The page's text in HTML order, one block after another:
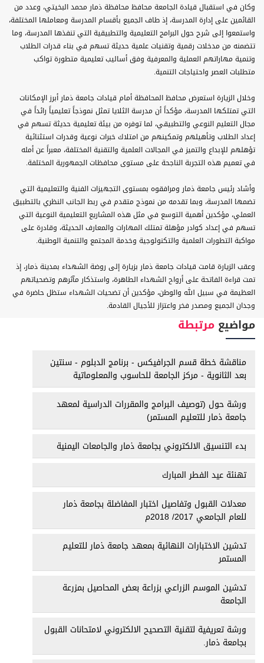
وكان في استقبال قيادة الجامعة محافظ محافظة ذمار محمد البخيتي، وعدد من
القائمين على إدارة المدرسة، إذ طاف الجميع بأقسام المدرسة ومعاملها المختلفة،
واستمعوا إلى شرح حول البرامج التعليمية والتطبيقية التي تنفذها المدرسة، وما
تتضمنه من مدخلات رقمية وتقنيات علمية حديثة تسهم في بناء قدرات الطلاب
وتنمية مهاراتهم العملية والمعرفية وفق أساليب تعليمية متطورة تواكب
متطلبات العصر واحتياجات التنمية.
وخلال الزيارة استعرض محافظ المحافظة أمام قيادات جامعة ذمار أبرز الإمكانات
التي تمتلكها المدرسة، مؤكداً أن مدرسة الثلايا تمثل نموذجاً تعليمياً رائداً في
مجال التعليم النوعي والتطبيقي، لما توفره من بيئة تعليمية حديثة تسهم في
إعداد الطلاب وتأهيلهم وتمكينهم من امتلاك خبرات نوعية وقدرات استثنائية
تؤهلهم للإبداع والتميز في المجالات العلمية والتقنية المختلفة، معبراً عن أمله
في تعميم هذه التجربة الناجحة على مستوى محافظات الجمهورية المختلفة.
وأشاد رئيس جامعة ذمار ومرافقوه بمستوى التجهيزات الفنية والتعليمية التي
تضمها المدرسة، وبما تقدمه من نموذج متقدم في ربط الجانب النظري بالتطبيق
العملي، مؤكدين أهمية التوسع في مثل هذه المشاريع التعليمية النوعية التي
تسهم في إعداد كوادر مؤهلة تمتلك المهارات والمعارف الحديثة، وقادرة على
مواكبة التطورات العلمية والتكنولوجية وخدمة المجتمع والتنمية الوطنية.
وعقب الزيارة قامت قيادات جامعة ذمار بزيارة إلى روضة الشهداء بمدينة ذمار، إذ
تمت قراءة الفاتحة على أرواح الشهداء الطاهرة، واستذكار مآثرهم وتضحياتهم
العظيمة في سبيل الله والوطن، مؤكدين أن تضحيات الشهداء ستظل حاضرة في
وجدان الجميع ومصدر فخر واعتزاز للأجيال القادمة.
مواضيع مرتبطة
مناقشة خطة قسم الجرافيكس - برنامج الدبلوم - سنتين
بعد الثانوية - مركز الجامعة للحاسوب والمعلوماتية
ورشة حول (توصيف البرامج والمقررات الدراسية لمعهد
جامعة ذمار للتعليم المستمر)
بدء التنسيق الالكتروني بجامعة ذمار والجامعات اليمنية
تهنئة عيد الفطر المبارك
معدلات القبول وتفاصيل اختبار المفاضلة بجامعة ذمار
للعام الجامعي 2017/ 2018م
تدشين الاختبارات النهائية بمعهد جامعة ذمار للتعليم
المستمر
تدشين الموسم الزراعي بزراعة بعض المحاصيل بمزرعة
الجامعة
ورشة تعريفية لتقنية التصحيح الالكتروني لامتحانات القبول
بجامعة ذمار.